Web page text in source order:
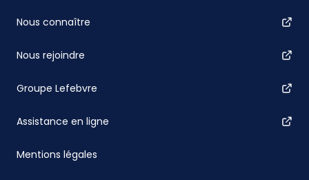
Nous connaître
Nous rejoindre
Groupe Lefebvre
Assistance en ligne
Mentions légales